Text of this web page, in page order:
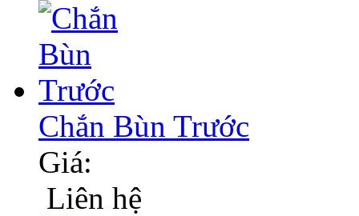
Chắn Bùn Trước
Giá:
Liên hệ